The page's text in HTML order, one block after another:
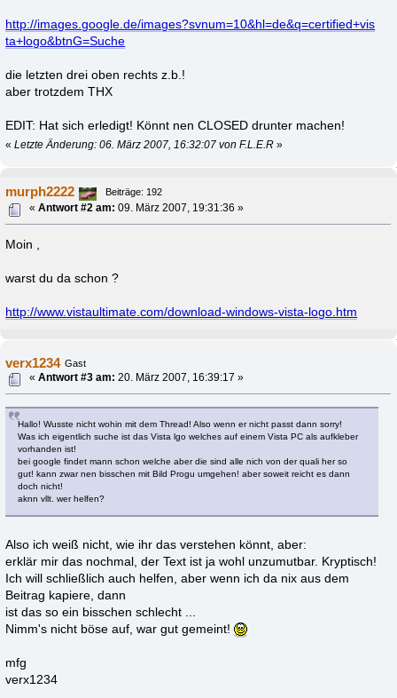
http://images.google.de/images?svnum=10&hl=de&q=certified+vis
ta+logo&btnG=Suche
die letzten drei oben rechts z.b.!
aber trotzdem THX
EDIT: Hat sich erledigt! Könnt nen CLOSED drunter machen!
«Letzte Änderung: 06. März 2007, 16:32:07 von F.L.E.R »
murph2222
Beiträge: 192
«Antwort #2 am: 09. März 2007, 19:31:36 »
Moin ,
warst du da schon ?
http://www.vistaultimate.com/download-windows-vista-logo.htm
verx1234 Gast
«Antwort #3 am: 20. März 2007, 16:39:17 »
Hallo! Wusste nicht wohin mit dem Thread! Also wenn er nicht passt dann sorry!
Was ich eigentlich suche ist das Vista lgo welches auf einem Vista PC als aufkleber
vorhanden ist!
bei google findet mann schon welche aber die sind alle nich von der quali her so
gut! kann zwar nen bisschen mit Bild Progu umgehen! aber soweit reicht es dann
doch nicht!
aknn vllt. wer helfen?
Also ich weiß nicht, wie ihr das verstehen könnt, aber:
erklär mir das nochmal, der Text ist ja wohl unzumutbar. Kryptisch!
Ich will schließlich auch helfen, aber wenn ich da nix aus dem
Beitrag kapiere, dann
ist das so ein bisschen schlecht ...
Nimm's nicht böse auf, war gut gemeint!
mfg
verx1234